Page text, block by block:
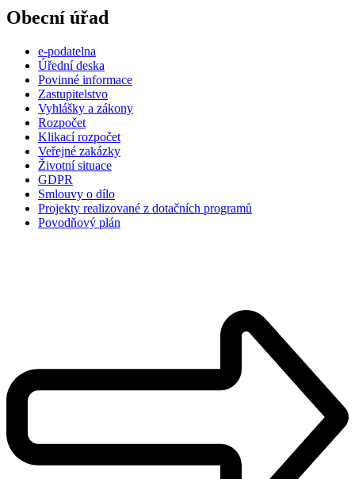
Obecní úřad
e-podatelna
Úřední deska
Povinné informace
Zastupitelstvo
Vyhlášky a zákony
Rozpočet
Klikací rozpočet
Veřejné zakázky
Životní situace
GDPR
Smlouvy o dílo
Projekty realizované z dotačních programů
Povodňový plán